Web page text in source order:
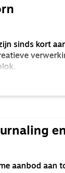
sinds kort
aanbod aan